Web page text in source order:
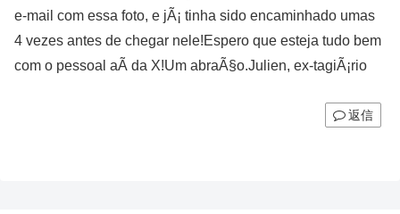
e-mail com essa foto, e jÃ¡ tinha sido encaminhado umas
4 vezes antes de chegar nele!Espero que esteja tudo bem
com o pessoal aÃ­ da X!Um abraÃ§o.Julien, ex-tagiÃ¡rio
返信